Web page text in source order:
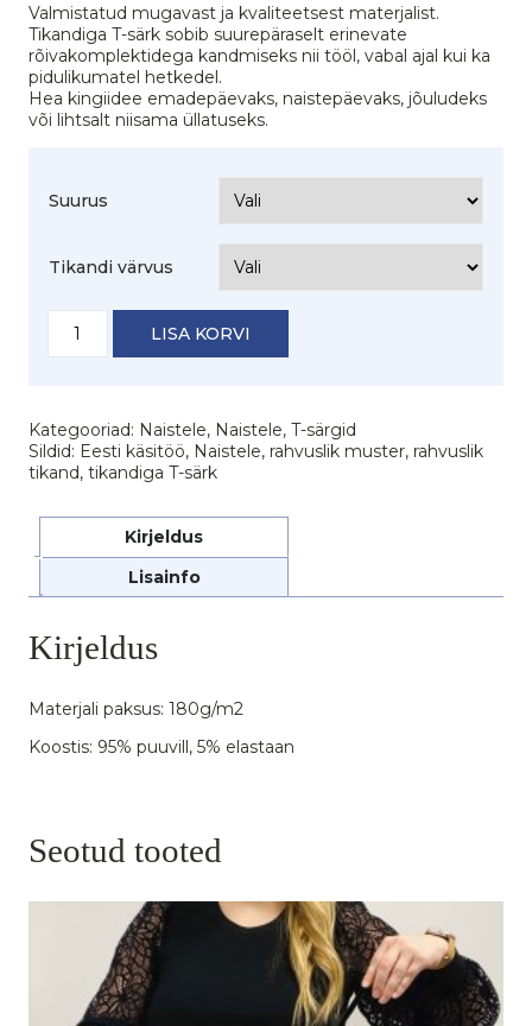
Valmistatud mugavast ja kvaliteetsest materjalist.
Tikandiga T-särk sobib suurepäraselt erinevate
rõivakomplektidega kandmiseks nii tööl, vabal ajal kui ka
pidulikumatel hetkedel.
Hea kingiidee emadepäevaks, naistepäevaks, jõuludeks
või lihtsalt niisama üllatuseks.
Suurus
Tikandi värvus
LISA KORVI
Kategooriad: Naistele, Naistele, T-särgid
Sildid: Eesti käsitöö, Naistele, rahvuslik muster, rahvuslik
tikand, tikandiga T-särk
Kirjeldus
Lisainfo
Kirjeldus
Materjali paksus: 180g/m2
Koostis: 95% puuvill, 5% elastaan ​​
Seotud tooted